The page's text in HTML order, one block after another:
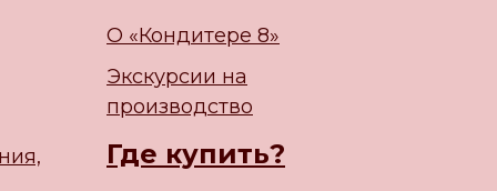
О «Кондитере 8»
Экскурсии на
производство
Где купить?